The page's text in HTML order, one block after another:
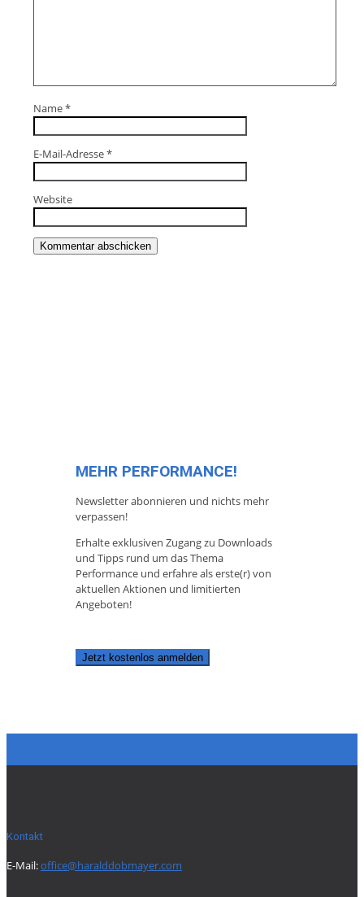
Name*
E-Mail-Adresse*
Website
MEHR PERFORMANCE!
Newsletter abonnieren und nichts mehr
verpassen!
Erhalte exklusiven Zugang zu Downloads
und Tipps rund um das Thema
Performance und erfahre als erste(r) von
aktuellen Aktionen und limitierten
Angeboten!
Jetzt kostenlos anmelden
Kontakt
E-Mail:office@haralddobmayer.com